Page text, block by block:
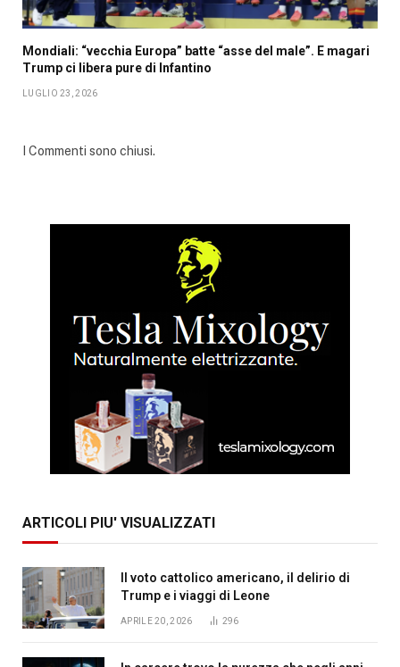
Mondiali: “vecchia Europa” batte “asse del male”. E magari
Trump ci libera pure di Infantino
LUGLIO 23, 2026
I Commenti sono chiusi.
ARTICOLI PIU' VISUALIZZATI
Il voto cattolico americano, il delirio di
Trump e i viaggi di Leone
APRILE 20, 2026 296